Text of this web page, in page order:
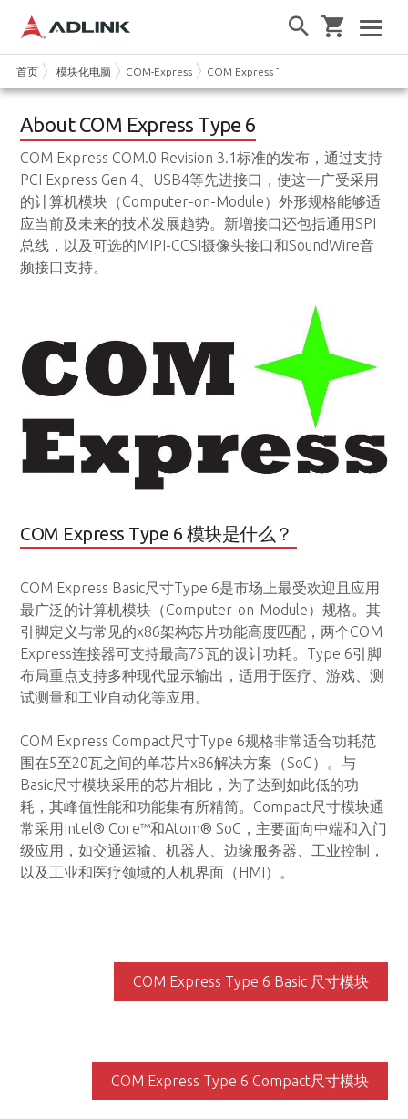
首页 模块化电脑 COM-Express COM Express Type 6
About COM Express Type 6
COM Express COM.0 Revision 3.1标准的发布，通过支持
PCI Express Gen 4、USB4等先进接口，使这一广受采用
的计算机模块（Computer-on-Module）外形规格能够适
应当前及未来的技术发展趋势。新增接口还包括通用SPI
总线，以及可选的MIPI-CCSI摄像头接口和SoundWire音
频接口支持。
COM Express Type 6 模块是什么？
COM Express Basic尺寸Type 6是市场上最受欢迎且应用
最广泛的计算机模块（Computer-on-Module）规格。其
引脚定义与常见的x86架构芯片功能高度匹配，两个COM
Express连接器可支持最高75瓦的设计功耗。Type 6引脚
布局重点支持多种现代显示输出，适用于医疗、游戏、测
试测量和工业自动化等应用。
COM Express Compact尺寸Type 6规格非常适合功耗范
围在5至20瓦之间的单芯片x86解决方案（SoC）。与
Basic尺寸模块采用的芯片相比，为了达到如此低的功
耗，其峰值性能和功能集有所精简。Compact尺寸模块通
常采用Intel® Core™和Atom® SoC，主要面向中端和入门
级应用，如交通运输、机器人、边缘服务器、工业控制，
以及工业和医疗领域的人机界面（HMI）。
COM Express Type 6 Basic 尺寸模块
COM Express Type 6 Compact尺寸模块